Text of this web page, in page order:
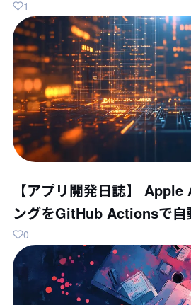
1
【アプリ開発日誌】 Apple
ングをGitHub Actionsで自
0